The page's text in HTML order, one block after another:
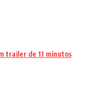
trailer de 11 minutos